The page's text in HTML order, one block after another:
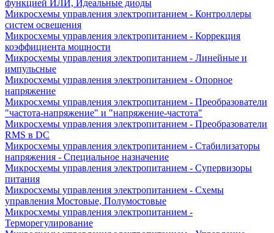
функцией ИЛИ, Идеальные диоды
Микросхемы управления электропитанием - Контроллеры
систем освещения
Микросхемы управления электропитанием - Коррекция
коэффициента мощности
Микросхемы управления электропитанием - Линейные и
импульсные
Микросхемы управления электропитанием - Опорное
напряжение
Микросхемы управления электропитанием - Преобразователи
"частота-напряжение" и "напряжение-частота"
Микросхемы управления электропитанием - Преобразователи
RMS в DC
Микросхемы управления электропитанием - Стабилизаторы
напряжения - Специальное назначение
Микросхемы управления электропитанием - Супервизоры
питания
Микросхемы управления электропитанием - Схемы
управления Мостовые, Полумостовые
Микросхемы управления электропитанием -
Терморегулирование